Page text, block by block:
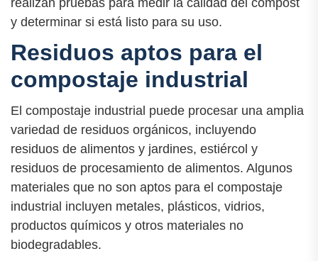
realizan pruebas para medir la calidad del compost
y determinar si está listo para su uso.
Residuos aptos para el
compostaje industrial
El compostaje industrial puede procesar una amplia
variedad de residuos orgánicos, incluyendo
residuos de alimentos y jardines, estiércol y
residuos de procesamiento de alimentos. Algunos
materiales que no son aptos para el compostaje
industrial incluyen metales, plásticos, vidrios,
productos químicos y otros materiales no
biodegradables.